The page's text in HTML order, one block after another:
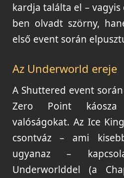
kardja találta el – vagyis
ben olvadt szörny,
első event során
Az Underworld ereje
A Shuttered event
Zero Point káosza
valóságokat. Az Ice
csontváz – ami
ugyanaz –
Underworlddel (a